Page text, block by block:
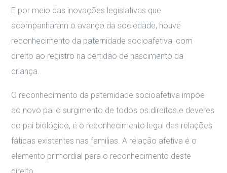
E por meio das inovações legislativas que
acompanharam o avanço da sociedade, houve
reconhecimento da paternidade socioafetiva, com
direito ao registro na certidão de nascimento da
criança.
O reconhecimento da paternidade socioafetiva impõe
ao novo pai o surgimento de todos os direitos e deveres
do pai biológico, é o reconhecimento legal das relações
fáticas existentes nas famílias. A relação afetiva é o
elemento primordial para o reconhecimento deste
direito.